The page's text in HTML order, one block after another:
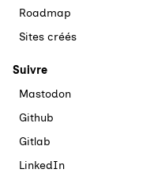
Roadmap
Sites créés
Suivre
Mastodon
Github
Gitlab
LinkedIn